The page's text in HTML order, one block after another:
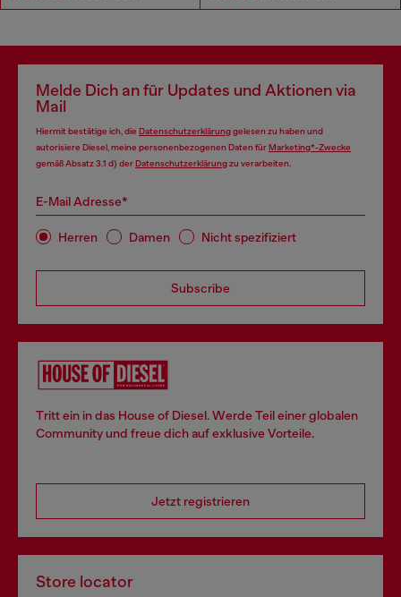
Melde Dich an für Updates und Aktionen via
Mail
Hiermit bestätige ich, die Datenschutzerklärunggelesen zu haben und
autorisiere Diesel, meine personenbezogenen Daten fürMarketing*-Zwecke
gemäß Absatz 3.1 d) derDatenschutzerklärungzu verarbeiten.
E-Mail Adresse*
Herren Damen Nicht spezifiziert
Subscribe
Tritt ein in das House of Diesel. Werde Teil einer globalen
Community und freue dich auf exklusive Vorteile.
Jetzt registrieren
Store locator